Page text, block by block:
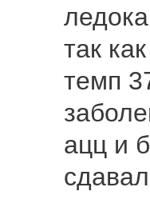
так
темп
ацц и